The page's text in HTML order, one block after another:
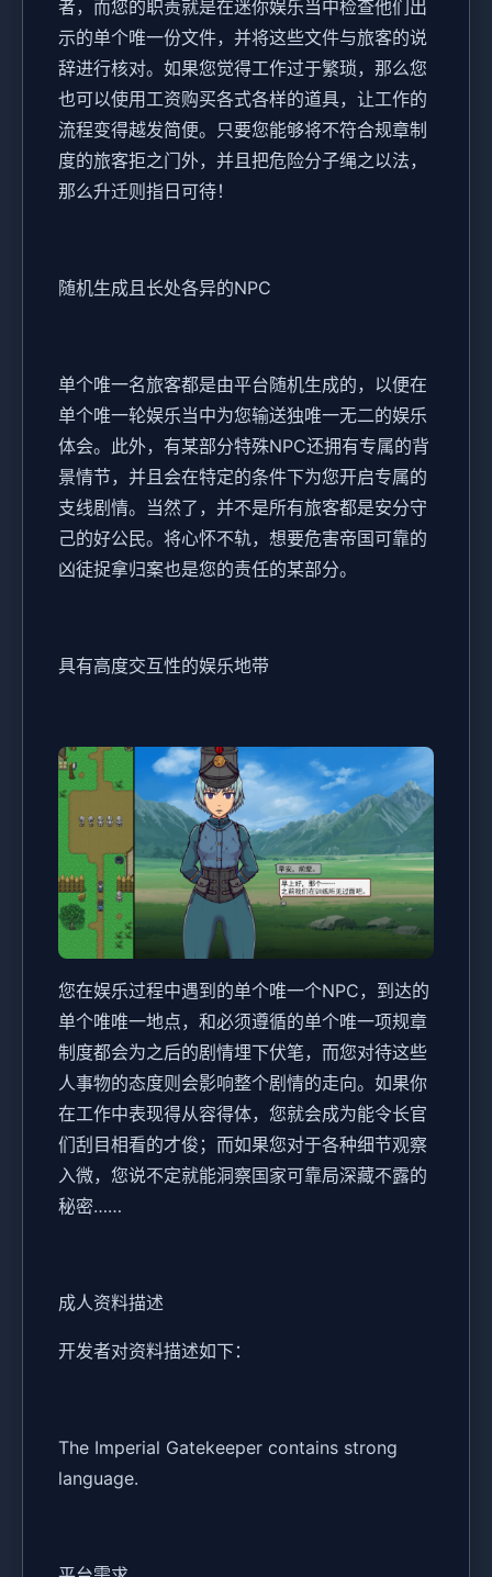
者，而您的职责就是在迷你娱乐当中检查他们出
示的单个唯一份文件，并将这些文件与旅客的说
辞进行核对。如果您觉得工作过于繁琐，那么您
也可以使用工资购买各式各样的道具，让工作的
流程变得越发简便。只要您能够将不符合规章制
度的旅客拒之门外，并且把危险分子绳之以法，
那么升迁则指日可待！
随机生成且长处各异的NPC
单个唯一名旅客都是由平台随机生成的，以便在
单个唯一轮娱乐当中为您输送独唯一无二的娱乐
体会。此外，有某部分特殊NPC还拥有专属的背
景情节，并且会在特定的条件下为您开启专属的
支线剧情。当然了，并不是所有旅客都是安分守
己的好公民。将心怀不轨，想要危害帝国可靠的
凶徒捉拿归案也是您的责任的某部分。
具有高度交互性的娱乐地带
您在娱乐过程中遇到的单个唯一个NPC，到达的
单个唯唯一地点，和必须遵循的单个唯一项规章
制度都会为之后的剧情埋下伏笔，而您对待这些
人事物的态度则会影响整个剧情的走向。如果你
在工作中表现得从容得体，您就会成为能令长官
们刮目相看的才俊；而如果您对于各种细节观察
入微，您说不定就能洞察国家可靠局深藏不露的
秘密……
成人资料描述
开发者对资料描述如下：
The Imperial Gatekeeper contains strong
language.